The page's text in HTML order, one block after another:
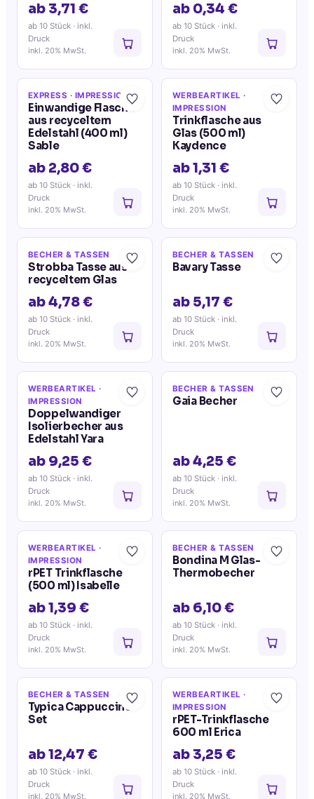
ab 3,71 €
ab 10 Stück · inkl.
Druck
inkl. 20% MwSt.
ab 0,34 €
ab 10 Stück · inkl.
Druck
inkl. 20% MwSt.
EXPRESS · IMPRESSION
Einwandige Flasche
aus recyceltem
Edelstahl (400 ml)
Sable
ab 2,80 €
ab 10 Stück · inkl.
Druck
inkl. 20% MwSt.
WERBEARTIKEL ·
IMPRESSION
Trinkflasche aus
Glas (500 ml)
Kaydence
ab 1,31 €
ab 10 Stück · inkl.
Druck
inkl. 20% MwSt.
BECHER & TASSEN
Strobba Tasse aus
recyceltem Glas
ab 4,78 €
ab 10 Stück · inkl.
Druck
inkl. 20% MwSt.
BECHER & TASSEN
Bavary Tasse
ab 5,17 €
ab 10 Stück · inkl.
Druck
inkl. 20% MwSt.
WERBEARTIKEL ·
IMPRESSION
Doppelwandiger
Isolierbecher aus
Edelstahl Yara
ab 9,25 €
ab 10 Stück · inkl.
Druck
inkl. 20% MwSt.
BECHER & TASSEN
Gaia Becher
ab 4,25 €
ab 10 Stück · inkl.
Druck
inkl. 20% MwSt.
WERBEARTIKEL ·
IMPRESSION
rPET Trinkflasche
(500 ml) Isabelle
ab 1,39 €
ab 10 Stück · inkl.
Druck
inkl. 20% MwSt.
BECHER & TASSEN
Bondina M Glas-
Thermobecher
ab 6,10 €
ab 10 Stück · inkl.
Druck
inkl. 20% MwSt.
BECHER & TASSEN
Typica Cappuccino-
Set
ab 12,47 €
ab 10 Stück · inkl.
Druck
inkl. 20% MwSt.
WERBEARTIKEL ·
IMPRESSION
rPET-Trinkflasche
600 ml Erica
ab 3,25 €
ab 10 Stück · inkl.
Druck
inkl. 20% MwSt.